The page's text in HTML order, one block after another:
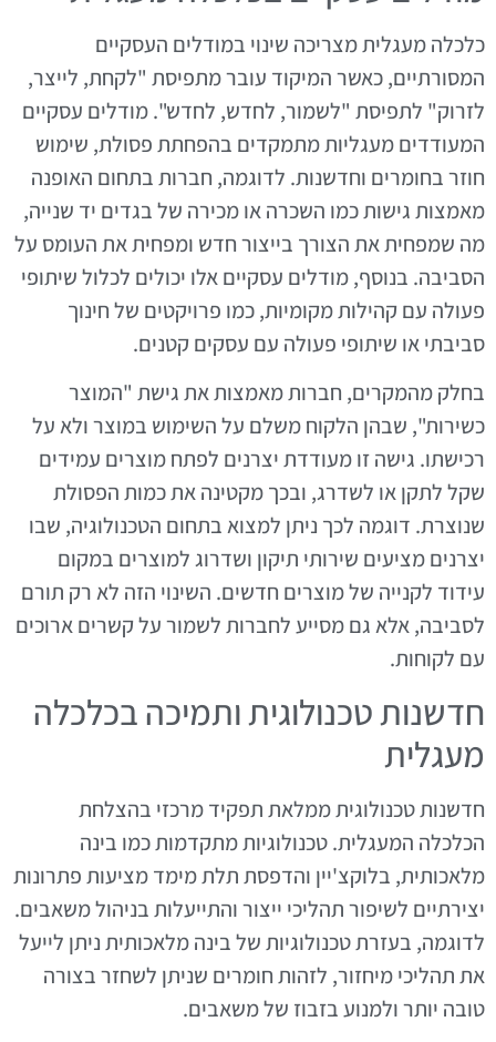
כלכלה מעגלית מצריכה שינוי במודלים העסקיים
המסורתיים, כאשר המיקוד עובר מתפיסת "לקחת, לייצר,
לזרוק" לתפיסת "לשמור, לחדש, לחדש". מודלים עסקיים
המעודדים מעגליות מתמקדים בהפחתת פסולת, שימוש
חוזר בחומרים וחדשנות. לדוגמה, חברות בתחום האופנה
מאמצות גישות כמו השכרה או מכירה של בגדים יד שנייה,
מה שמפחית את הצורך בייצור חדש ומפחית את העומס על
הסביבה. בנוסף, מודלים עסקיים אלו יכולים לכלול שיתופי
פעולה עם קהילות מקומיות, כמו פרויקטים של חינוך
סביבתי או שיתופי פעולה עם עסקים קטנים.
בחלק מהמקרים, חברות מאמצות את גישת "המוצר
כשירות", שבהן הלקוח משלם על השימוש במוצר ולא על
רכישתו. גישה זו מעודדת יצרנים לפתח מוצרים עמידים
שקל לתקן או לשדרג, ובכך מקטינה את כמות הפסולת
שנוצרת. דוגמה לכך ניתן למצוא בתחום הטכנולוגיה, שבו
יצרנים מציעים שירותי תיקון ושדרוג למוצרים במקום
עידוד לקנייה של מוצרים חדשים. השינוי הזה לא רק תורם
לסביבה, אלא גם מסייע לחברות לשמור על קשרים ארוכים
עם לקוחות.
חדשנות טכנולוגית ותמיכה בכלכלה
מעגלית
חדשנות טכנולוגית ממלאת תפקיד מרכזי בהצלחת
הכלכלה המעגלית. טכנולוגיות מתקדמות כמו בינה
מלאכותית, בלוקצ'יין והדפסת תלת מימד מציעות פתרונות
יצירתיים לשיפור תהליכי ייצור והתייעלות בניהול משאבים.
לדוגמה, בעזרת טכנולוגיות של בינה מלאכותית ניתן לייעל
את תהליכי מיחזור, לזהות חומרים שניתן לשחזר בצורה
טובה יותר ולמנוע בזבוז של משאבים.